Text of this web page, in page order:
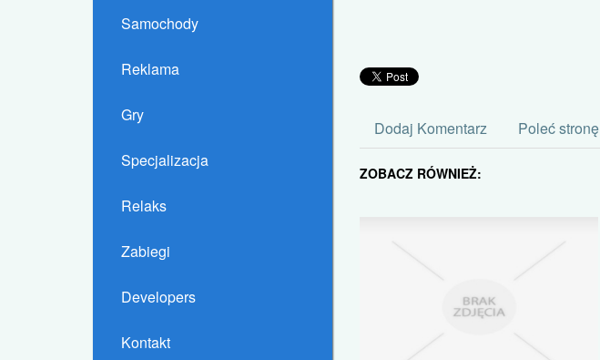
Samochody
Reklama
Gry
Specjalizacja
Relaks
Zabiegi
Developers
Kontakt
Dodaj Komentarz Poleć stronę
ZOBACZ RÓWNIEŻ: